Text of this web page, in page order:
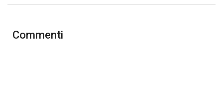
Commenti